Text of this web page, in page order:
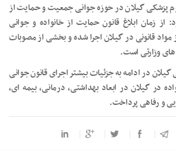
پزشکی گیلان در حوزه جوانی جمعیت و حمایت از
از زمان ابلاغ قانون حمایت از خانواده و جوانی
۸۰ درصد از مواد قانونی در گیلان اجرا شده و بخشی از مصوبات
وزارتی است.
در ادامه به جزئیات بیشتر اجرای قانون جوانی
در گیلان در ابعاد بهداشتی، درمانی، بیمه ای،
و رفاهی پرداخت.